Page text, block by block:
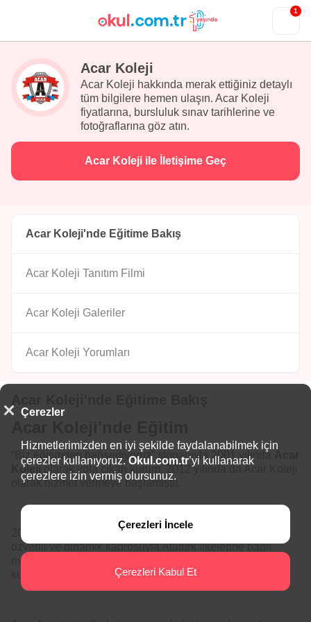
1
Acar Koleji
Acar Koleji hakkında merak ettiğiniz detaylı
tüm bilgilere hemen ulaşın. Acar Koleji
fiyatlarına, bursluluk sınav tarihlerine ve
fotoğraflarına göz atın.
Acar Koleji ile İletişime Geç
Acar Koleji'nde Eğitime Bakış
Acar Koleji Tanıtım Filmi
Acar Koleji Galeriler
Acar Koleji Yorumları
“Biz eğitimden bahsediyoruz” sloganıyla 2001 yılında
Koleji
olarak yola çıkan kurum, 2012 yılında da Acar Koleji
olarak hizmet vermeye başlamıştır.
2001 den bu yana olan tecrübesiyle, alanında uzman,
özverili ve dinamik kadrosuyla Atatürk İlkelerine bağlı
modern ve çağdaş eğitim yapısıyla butik okul tarzında
Çerezler
Hizmetlerimizden en iyi şekilde faydalanabilmek için
çerezler kullanıyoruz. Okul.com.tr’yi kullanarak
çerezlere izin vermiş olursunuz.
Çerezleri İncele
Çerezleri Kabul Et